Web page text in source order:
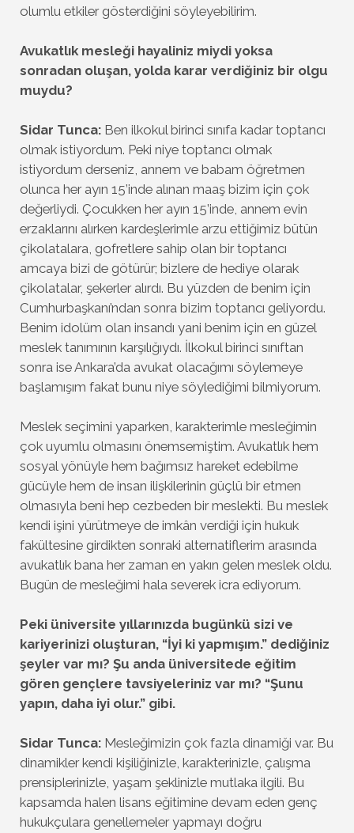
olumlu etkiler gösterdiğini söyleyebilirim.
Avukatlık mesleği hayaliniz miydi yoksa
sonradan oluşan, yolda karar verdiğiniz bir olgu
muydu?
Sidar Tunca:Ben ilkokul birinci sınıfa kadar toptancı
olmak istiyordum. Peki niye toptancı olmak
istiyordum derseniz, annem ve babam öğretmen
olunca her ayın 15’inde alınan maaş bizim için çok
değerliydi. Çocukken her ayın 15’inde, annem evin
erzaklarını alırken kardeşlerimle arzu ettiğimiz bütün
çikolatalara, gofretlere sahip olan bir toptancı
amcaya bizi de götürür; bizlere de hediye olarak
çikolatalar, şekerler alırdı. Bu yüzden de benim için
Cumhurbaşkanı’ndan sonra bizim toptancı geliyordu.
Benim idolüm olan insandı yani benim için en güzel
meslek tanımının karşılığıydı. İlkokul birinci sınıftan
sonra ise Ankara’da avukat olacağımı söylemeye
başlamışım fakat bunu niye söylediğimi bilmiyorum.
Meslek seçimini yaparken, karakterimle mesleğimin
çok uyumlu olmasını önemsemiştim. Avukatlık hem
sosyal yönüyle hem bağımsız hareket edebilme
gücüyle hem de insan ilişkilerinin güçlü bir etmen
olmasıyla beni hep cezbeden bir meslekti. Bu meslek
kendi işini yürütmeye de imkân verdiği için hukuk
fakültesine girdikten sonraki alternatiflerim arasında
avukatlık bana her zaman en yakın gelen meslek oldu.
Bugün de mesleğimi hala severek icra ediyorum.
Peki üniversite yıllarınızda bugünkü sizi ve
kariyerinizi oluşturan, “İyi ki yapmışım.” dediğiniz
şeyler var mı? Şu anda üniversitede eğitim
gören gençlere tavsiyeleriniz var mı? “Şunu
yapın, daha iyi olur.” gibi.
Sidar Tunca:Mesleğimizin çok fazla dinamiği var. Bu
dinamikler kendi kişiliğinizle, karakterinizle, çalışma
prensiplerinizle, yaşam şeklinizle mutlaka ilgili. Bu
kapsamda halen lisans eğitimine devam eden genç
hukukçulara genellemeler yapmayı doğru